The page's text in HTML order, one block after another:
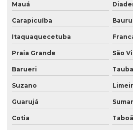
Plástico gofrado para perfil de alumínio
Rotulo manga
Rotulo sleeve
Saco para argamassa
Saco com degasagem
Saco kraft zip lock
Mauá
Carapicuíba Bauru
Itaquaquecetuba
Praia Grande São
Barueri
Suzano
Guarujá
Cotia